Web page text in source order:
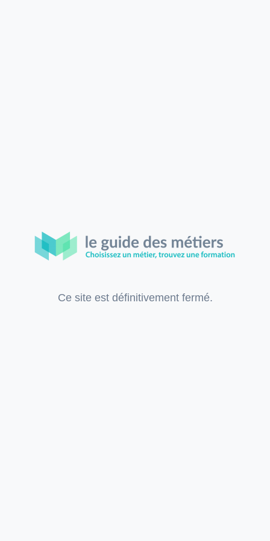
Ce site est définitivement fermé.